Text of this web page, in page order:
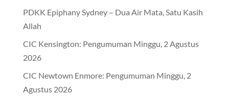
PDKK Epiphany Sydney – Dua Air Mata, Satu Kasih
Allah
CIC Kensington: Pengumuman Minggu, 2 Agustus
2026
CIC Newtown Enmore: Pengumuman Minggu, 2
Agustus 2026